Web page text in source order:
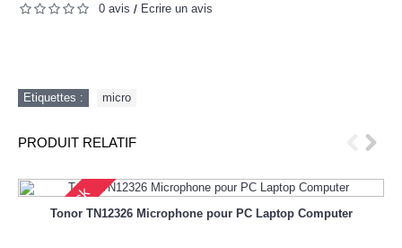
0 avis / Écrire un avis
Etiquettes : micro
PRODUIT RELATIF
Out Of Stock
Tonor TN12326 Microphone pour PC Laptop Computer